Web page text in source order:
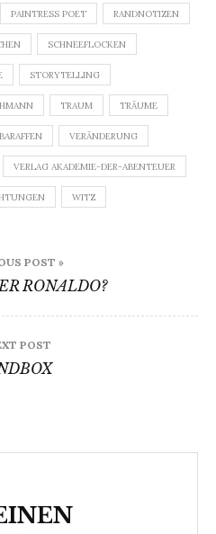
PAINTRESS POET RANDNOTIZEN
SCHNEEFLOCKEN
STORYTELLING
TRAUM TRÄUME
VERÄNDERUNG
VERLAG AKADEMIE-DER-ABENTEUER
WITZ
POST »
RONALDO?
POST